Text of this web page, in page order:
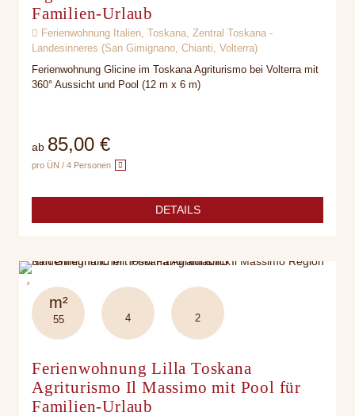
Familien-Urlaub
Ferienwohnung Italien, Toskana, Zentral Toskana -
Landesinneres (San Gimignano, Chianti, Volterra)
Ferienwohnung Glicine im Toskana Agriturismo bei Volterra mit
360° Aussicht und Pool (12 m x 6 m)
ab 85,00 €
pro ÜN / 4 Personen
DETAILS
m²
55 4 2
Ferienwohnung Lilla Toskana
Agriturismo Il Massimo mit Pool für
Familien-Urlaub